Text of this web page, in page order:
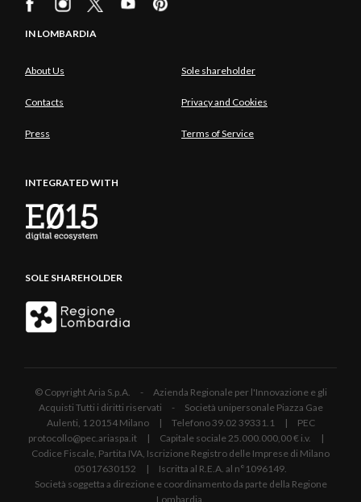
IN LOMBARDIA
About Us Sole shareholder
Contacts Privacy and Cookies
Press Terms of Service
INTEGRATED WITH
SOLE SHAREHOLDER
© Copyright Aria S.p.A. - Azienda Regionale per l'Innovazione e gli
Acquisti Tutti i diritti riservati - Società unipersonale Piazza Gae
Aulenti, 1 20154 Milano | Telefono 39.02 39331.1 | PEC
protocollo@pec.ariaspa.it | Capitale sociale 25.000.000,00 € i.v. |
Codice Fiscale, Partita IVA, Iscrizione Registro delle Imprese di Milano
05017630152 | Iscritta al R.E.A. al n°1096149.
Società soggetta a direzione e coordinamento da parte della Regione
Lombardia.